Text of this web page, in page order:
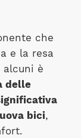
che
e la resa
alcuni è
delle
bici,